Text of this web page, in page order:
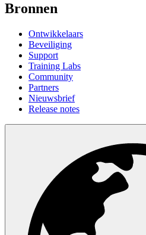
Bronnen
Ontwikkelaars
Beveiliging
Support
Training Labs
Community
Partners
Nieuwsbrief
Release notes